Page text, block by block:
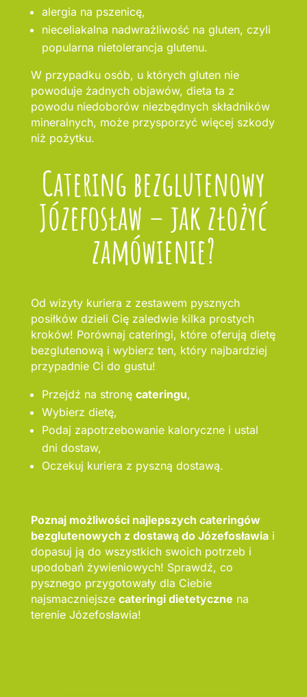
alergia na pszenicę,
nieceliakalna nadwrażliwość na gluten, czyli
popularna nietolerancja glutenu.
W przypadku osób, u których gluten nie
powoduje żadnych objawów, dieta ta z
powodu niedoborów niezbędnych składników
mineralnych, może przysporzyć więcej szkody
niż pożytku.
Catering bezglutenowy
Józefosław – jak złożyć
zamówienie?
Od wizyty kuriera z zestawem pysznych
posiłków dzieli Cię zaledwie kilka prostych
kroków! Porównaj cateringi, które oferują dietę
bezglutenową i wybierz ten, który najbardziej
przypadnie Ci do gustu!
Przejdź na stronę cateringu,
Wybierz dietę,
Podaj zapotrzebowanie kaloryczne i ustal
dni dostaw,
Oczekuj kuriera z pyszną dostawą.
Poznaj możliwości najlepszych cateringów
bezglutenowych z dostawą do Józefosławiai
dopasuj ją do wszystkich swoich potrzeb i
upodobań żywieniowych! Sprawdź, co
pysznego przygotowały dla Ciebie
najsmaczniejsze cateringi dietetyczne na
terenie Józefosławia!